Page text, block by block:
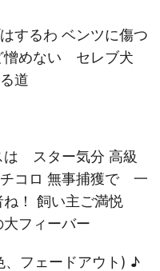
するわ ベンツに傷つ
憎めない セレブ犬
道
スター気分 高級
コロ 無事捕獲で 一
ね！ 飼い主ご満悦
フィーバー
、フェードアウト) ♪